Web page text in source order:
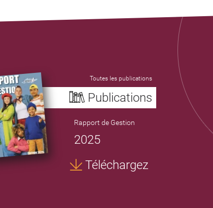
Toutes les publications
Publications
Rapport de Gestion
2025
Téléchargez